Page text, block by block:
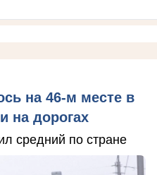
на 46-м месте в
на дорогах
средний по стране